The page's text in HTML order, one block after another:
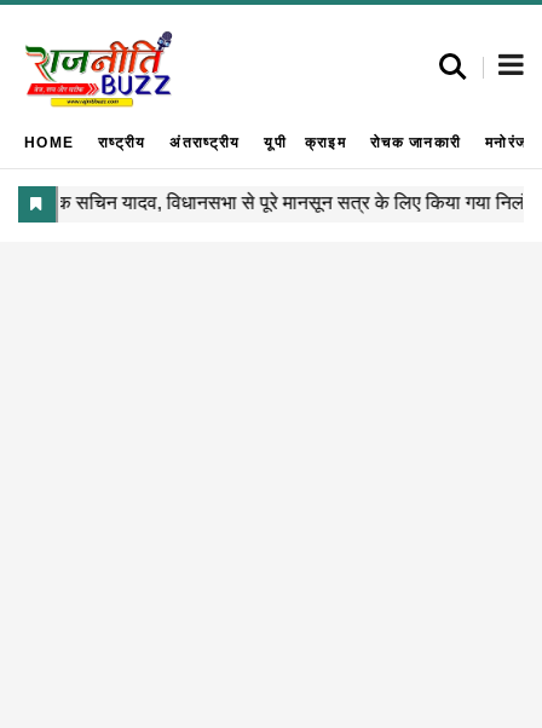
HOME राष्ट्रीय अंतराष्ट्रीय यूपी क्राइम रोचक जानकारी मनोरंजन